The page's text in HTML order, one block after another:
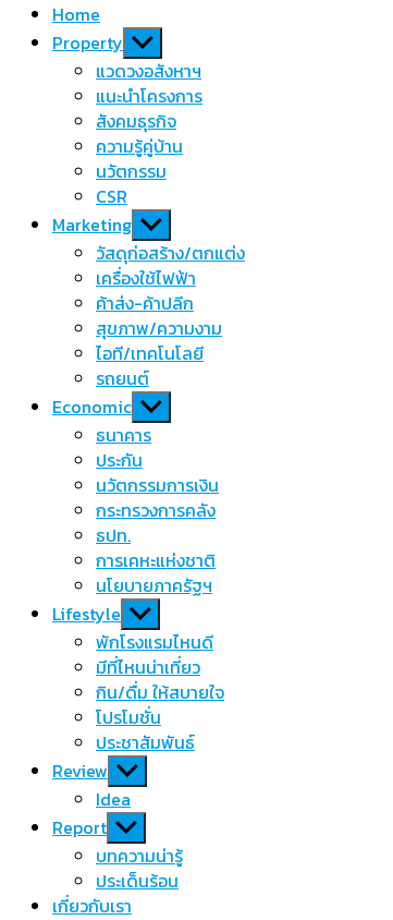
Home
Property Show
sub
menu
แวดวงอสังหาฯ
แนะนำโครงการ
สังคมธุรกิจ
ความรู้คู่บ้าน
นวัตกรรม
CSR
Marketing Show
sub
menu
วัสดุก่อสร้าง/ตกแต่ง
เครื่องใช้ไฟฟ้า
ค้าส่ง-ค้าปลีก
สุขภาพ/ความงาม
ไอที/เทคโนโลยี
รถยนต์
Economic Show
sub
menu
ธนาคาร
ประกัน
นวัตกรรมการเงิน
กระทรวงการคลัง
ธปท.
การเคหะแห่งชาติ
นโยบายภาครัฐฯ
Lifestyle Show
sub
menu
พักโรงแรมไหนดี
มีที่ไหนน่าเที่ยว
กิน/ดื่ม ให้สบายใจ
โปรโมชั่น
ประชาสัมพันธ์
Review Show
sub
menu
Idea
Report Show
sub
menu
บทความน่ารู้
ประเด็นร้อน
เกี่ยวกับเรา